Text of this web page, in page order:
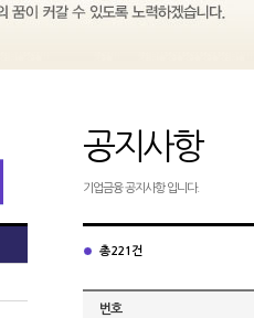
공지사항
기업금융 공지사항 입니다.
총 221건
번호